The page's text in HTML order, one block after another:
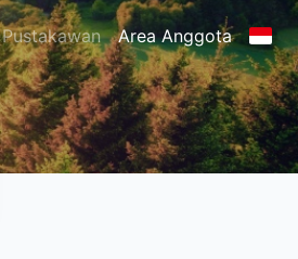
Pustakawan Area Anggota